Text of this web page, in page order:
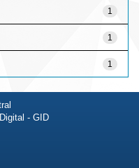
1
1
1
- GID